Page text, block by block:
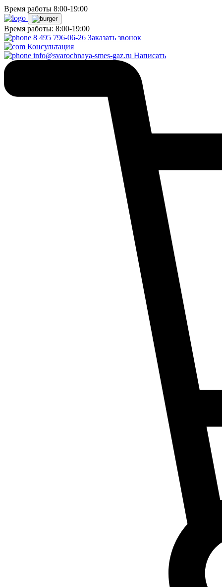
Время работы 8:00-19:00
Время работы: 8:00-19:00
8 495 796-06-26 Заказать звонок
Консультация
info@svarochnaya-smes-gaz.ru Написать